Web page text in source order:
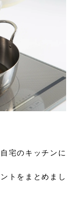
宅のキッチンに
トをまとめまし